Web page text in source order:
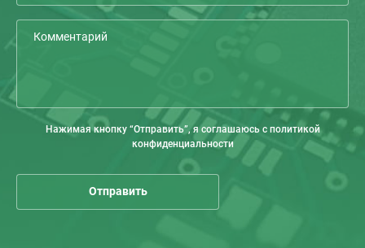
Нажимая кнопку “Отправить”, я соглашаюсь с политикой
конфиденциальности